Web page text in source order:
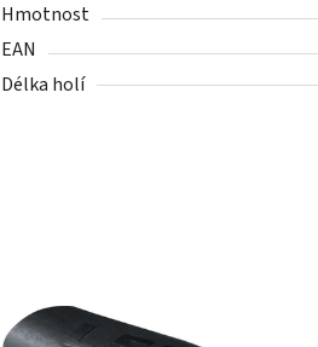
Hmotnost
EAN
Délka holí